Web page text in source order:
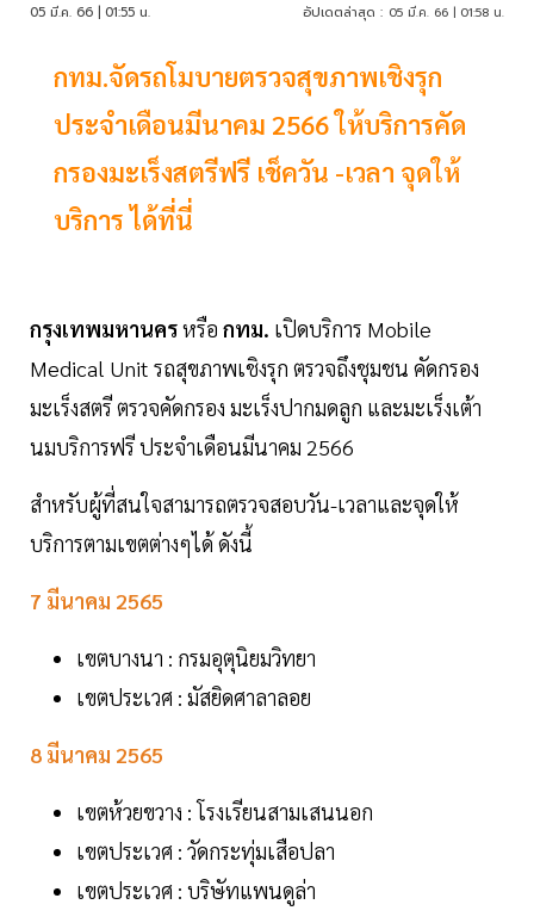
05 มี.ค. 66 | 01:55 น. อัปเดตล่าสุด : 05 มี.ค. 66 | 01:58 น.
กทม.จัดรถโมบายตรวจสุขภาพเชิงรุก
ประจำเดือนมีนาคม 2566 ให้บริการคัด
กรองมะเร็งสตรีฟรี เช็ควัน -เวลา จุดให้
บริการ ได้ที่นี่
กรุงเทพมหานครหรือ กทม. เปิดบริการ Mobile
Medical Unit รถสุขภาพเชิงรุก ตรวจถึงชุมชน คัดกรอง
มะเร็งสตรี ตรวจคัดกรอง มะเร็งปากมดลูก และมะเร็งเต้า
นมบริการฟรี ประจำเดือนมีนาคม 2566
สำหรับผู้ที่สนใจสามารถตรวจสอบวัน-เวลาและจุดให้
บริการตามเขตต่างๆได้ ดังนี้
7 มีนาคม 2565
เขตบางนา : กรมอุตุนิยมวิทยา
เขตประเวศ : มัสยิดศาลาลอย
8 มีนาคม 2565
เขตห้วยขวาง : โรงเรียนสามเสนนอก
เขตประเวศ : วัดกระทุ่มเสือปลา
เขตประเวศ : บริษัทแพนดูล่า